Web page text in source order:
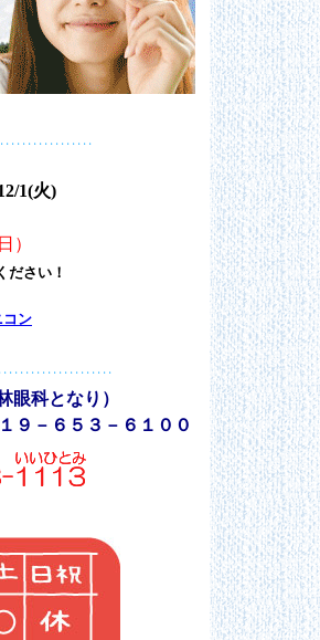
12/1(火)
）
さい！
コン
科となり）
－６５３－６１００